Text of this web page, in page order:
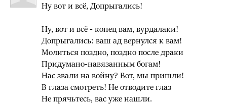
Ну вот и всё, Допрыгались!
Ну, вот и всё - конец вам, вурдалаки!
Допрыгались: ваш ад вернулся к вам!
Молиться поздно, поздно после драки
Придумано-навязанным богам!
Нас звали на войну? Вот, мы пришли!
В глаза смотреть! Не отводите глаз
Не прячьтесь, вас уже нашли.